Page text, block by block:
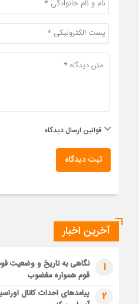
قوانین ارسال دیدگاه
ثبت دیدگاه
آخرین اخبار
1
نگاهی به تاریخ و وضعیت
قوم همواره مغضوب
2
پیامدهای احداث کانال